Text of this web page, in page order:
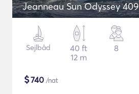
Jeanneau Sun Odyssey 409
Sejlbåd
40 ft
12 m
8
$740 /nat